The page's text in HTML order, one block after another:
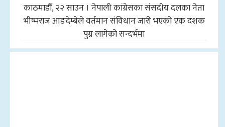
काठमाडौँ, २२ साउन । नेपाली कांग्रेसका संसदीय दलका नेता
भीष्मराज आङदेम्बेले वर्तमान संविधान जारी भएको एक दशक
पुग्न लागेको सन्दर्भमा